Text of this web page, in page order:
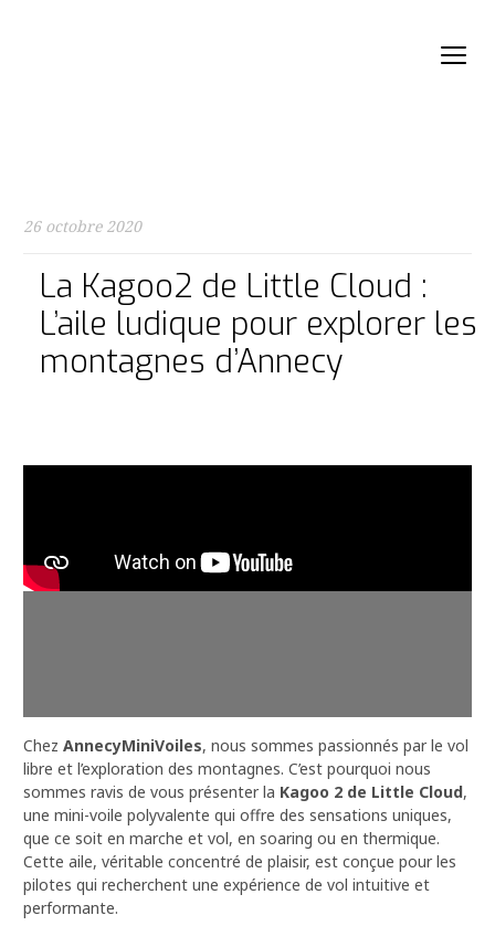
26 octobre 2020
La Kagoo2 de Little Cloud :
L’aile ludique pour explorer les
montagnes d’Annecy
Chez AnnecyMiniVoiles, nous sommes passionnés par le vol
libre et l’exploration des montagnes. C’est pourquoi nous
sommes ravis de vous présenter la Kagoo 2 de Little Cloud,
une mini-voile polyvalente qui offre des sensations uniques,
que ce soit en marche et vol, en soaring ou en thermique.
Cette aile, véritable concentré de plaisir, est conçue pour les
pilotes qui recherchent une expérience de vol intuitive et
performante.